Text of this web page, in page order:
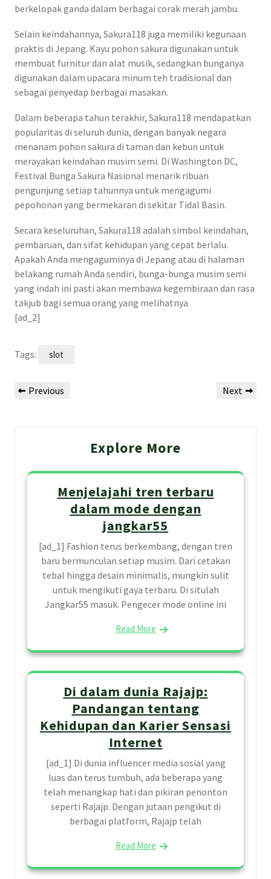
berkelopak ganda dalam berbagai corak merah jambu.
Selain keindahannya, Sakura118 juga memiliki kegunaan
praktis di Jepang. Kayu pohon sakura digunakan untuk
membuat furnitur dan alat musik, sedangkan bunganya
digunakan dalam upacara minum teh tradisional dan
sebagai penyedap berbagai masakan.
Dalam beberapa tahun terakhir, Sakura118 mendapatkan
popularitas di seluruh dunia, dengan banyak negara
menanam pohon sakura di taman dan kebun untuk
merayakan keindahan musim semi. Di Washington DC,
Festival Bunga Sakura Nasional menarik ribuan
pengunjung setiap tahunnya untuk mengagumi
pepohonan yang bermekaran di sekitar Tidal Basin.
Secara keseluruhan, Sakura118 adalah simbol keindahan,
pembaruan, dan sifat kehidupan yang cepat berlalu.
Apakah Anda mengaguminya di Jepang atau di halaman
belakang rumah Anda sendiri, bunga-bunga musim semi
yang indah ini pasti akan membawa kegembiraan dan rasa
takjub bagi semua orang yang melihatnya.
[ad_2]
Tags: slot
Post
Previous
Previous
Next
Next
Explore More
Menjelajahi tren terbaru
dalam mode dengan
jangkar55
[ad_1] Fashion terus berkembang, dengan tren
baru bermunculan setiap musim. Dari cetakan
tebal hingga desain minimalis, mungkin sulit
untuk mengikuti gaya terbaru. Di situlah
Jangkar55 masuk. Pengecer mode online ini
Read More
Di dalam dunia Rajajp:
Pandangan tentang
Kehidupan dan Karier Sensasi
Internet
[ad_1] Di dunia influencer media sosial yang
luas dan terus tumbuh, ada beberapa yang
telah menangkap hati dan pikiran penonton
seperti Rajajp. Dengan jutaan pengikut di
berbagai platform, Rajajp telah
Read More